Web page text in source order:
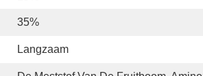
35%
Langzaam